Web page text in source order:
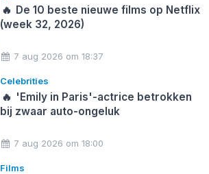
🔥 De 10 beste nieuwe films op Netflix
(week 32, 2026)
7 aug 2026 om 18:37
Celebrities
🔥 'Emily in Paris'-actrice betrokken
bij zwaar auto-ongeluk
7 aug 2026 om 18:00
Films